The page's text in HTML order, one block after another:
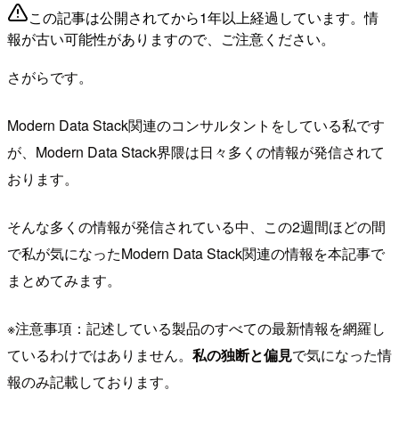
この記事は公開されてから1年以上経過しています。情
報が古い可能性がありますので、ご注意ください。
さがらです。
Modern Data Stack関連のコンサルタントをしている私です
が、Modern Data Stack界隈は日々多くの情報が発信されて
おります。
そんな多くの情報が発信されている中、この2週間ほどの間
で私が気になったModern Data Stack関連の情報を本記事で
まとめてみます。
※注意事項：記述している製品のすべての最新情報を網羅し
ているわけではありません。 私の独断と偏見で気になった情
報のみ記載しております。